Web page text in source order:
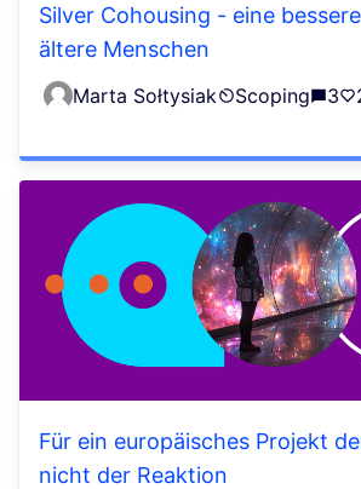
Silver Cohousing - eine
ältere Menschen
Marta Sołtysiak Scoping 3
Für ein europäisches Projekt
nicht der Reaktion